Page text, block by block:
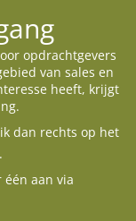
opdrachtgevers
van sales en
heeft, krijgt
dan rechts op het
één aan via